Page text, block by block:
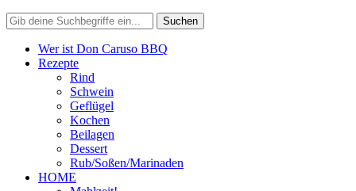
Wer ist Don Caruso BBQ
Rezepte
Rind
Schwein
Geflügel
Kochen
Beilagen
Dessert
Rub/Soßen/Marinaden
HOME